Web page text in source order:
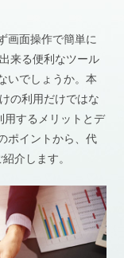
画面操作で簡単に
来る便利なツール
いでしょうか。本
の利用だけではな
用するメリットとデ
ポイントから、代
介します。